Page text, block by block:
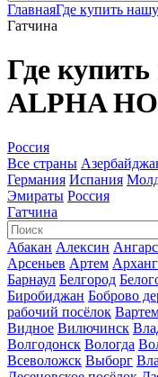
ГлавнаяГде купить
Гатчина
Где
ALPHA
Россия
Все страны
Германия Испания
Эмираты Россия
Гатчина
Абакан Алексин
Арсеньев Артем
Барнаул Белгород
Биробиджан Боброво
рабочий посёлок
Видное Вилючинск
Волгодонск Вологда
Всеволожск Выборг